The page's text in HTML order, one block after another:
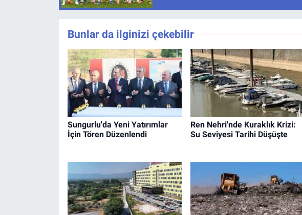
Bunlar da ilginizi çekebilir
Sungurlu'da Yeni Yatırımlar
İçin Tören Düzenlendi
Ren Nehri'nde Kuraklık Krizi:
Su Seviyesi Tarihi Düşüşte